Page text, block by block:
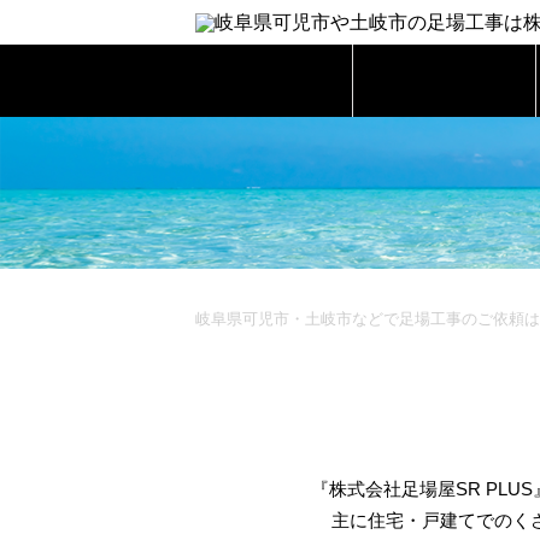
岐阜県可児市・土岐市などで足場工事のご依頼
『株式会社足場屋SR
主に住宅・戸建てでのく